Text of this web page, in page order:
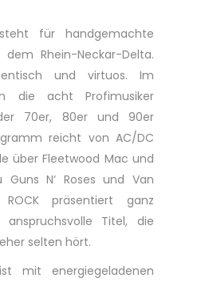
steht für handgemachte
dem Rhein-Neckar-Delta.
und virtuos. Im
die acht Profimusiker
der 70er, 80er und 90er
reicht von AC/DC
über Fleetwood Mac und
Guns N‘ Roses und Van
ROCK präsentiert ganz
Titel, die
selten hört.
ist mit energiegeladenen